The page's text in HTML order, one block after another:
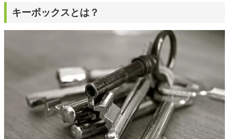
キーボックスとは？